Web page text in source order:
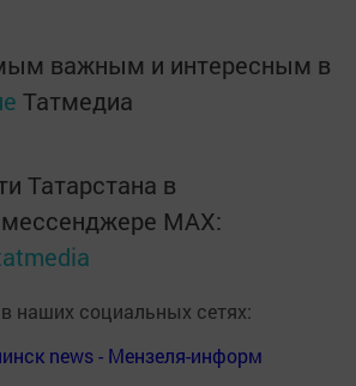
важным и интересным в
Татмедиа
Татарстана в
MАХ:
наших социальных сетях:
news - Мензеля-информ